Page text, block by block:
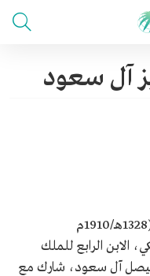
آل سعود
آل سعود.
(1328هـ/1910م
الابن الرابع للملك
فيصل آل سعود، شارك مع